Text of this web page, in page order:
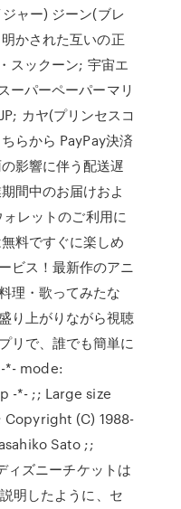
ャー) ジーン(ブレ
かされた互いの正
スックーン; 宇宙エ
ーパーペーパーマリ
カヤ(プリンセスコ
らから PayPay決済
影響に伴う配送遅
間中のお届けおよ
レットのご利用に
料ですぐに楽しめ
ビス！最新作のアニ
理・歌ってみたな
り上がりながら視聴
リで、誰でも簡単に
*- mode:
-*- ;; Large size
(C) 1988-
Sato ;;
ズニーチケットは
明したように、セ